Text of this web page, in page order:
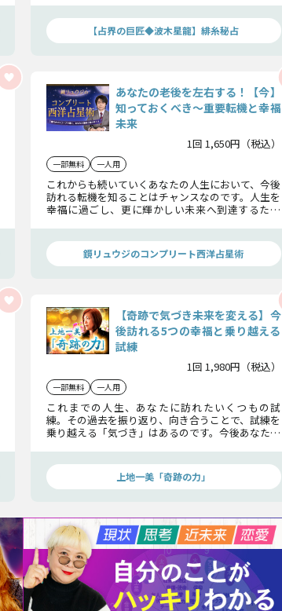
かは、あなた次第なのですよ！
【占界の巨匠◆波木星龍】緋糸秘占
あなたの老後を左右する！【今】
知っておくべき〜重要転機と幸福
未来
1回 1,650円（税込）
一部無料 一人用
これからも続いていくあなたの人生において、今後
訪れる転機を知ることはチャンスなのです。人生を
幸福に過ごし、更に輝かしい未来へ到達するため
がお伝えします！
鏡リュウジのコンプリート西洋占星術
【奇跡で気づき未来を変える】今
後訪れる5つの幸福と乗り越える
試練
1回 1,980円（税込）
一部無料 一人用
これまでの人生、あなたに訪れたいくつもの試
練。その過去を振り返り、向き合うことで、試練を
乗り越える「気づき」はあるのです。今後あなたに
上地一美が奇跡で示します！
上地一美「奇跡の力」